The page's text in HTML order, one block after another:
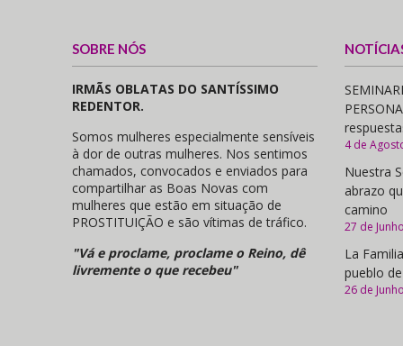
SOBRE NÓS
IRMÃS OBLATAS DO SANTÍSSIMO
REDENTOR.
Somos mulheres especialmente sensíveis
à dor de outras mulheres. Nos sentimos
chamados, convocados e enviados para
compartilhar as Boas Novas com
mulheres que estão em situação de
PROSTITUIÇÃO e são vítimas de tráfico.
"Vá e proclame, proclame o Reino, dê
livremente o que recebeu"
4 de
Nuestra
abrazo
camino
27 de
La
pueblo
26 de